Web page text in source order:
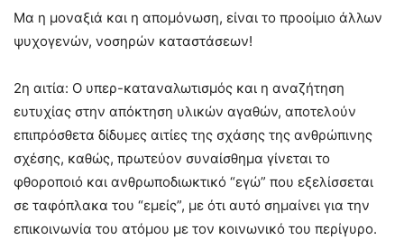
Μα η μοναξιά και η απομόνωση, είναι το προοίμιο άλλων
ψυχογενών, νοσηρών καταστάσεων!
2η αιτία: Ο υπερ-καταναλωτισμός και η αναζήτηση
ευτυχίας στην απόκτηση υλικών αγαθών, αποτελούν
επιπρόσθετα δίδυμες αιτίες της σχάσης της ανθρώπινης
σχέσης, καθώς, πρωτεύον συναίσθημα γίνεται το
φθοροποιό και ανθρωποδιωκτικό “εγώ” που εξελίσσεται
σε ταφόπλακα του “εμείς”, με ότι αυτό σημαίνει για την
επικοινωνία του ατόμου με τον κοινωνικό του περίγυρο.